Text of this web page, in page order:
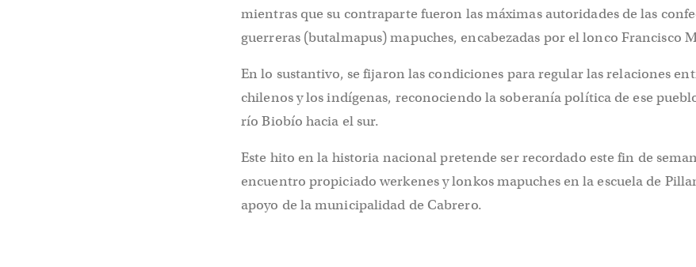
mientras que su contraparte fueron las máximas autoridades de las
guerreras (butalmapus) mapuches, encabezadas por el lonco Francisco
En lo sustantivo, se fijaron las condiciones para regular las relaciones
chilenos y los indígenas, reconociendo la soberanía política de ese
río Biobío hacia el sur.
Este hito en la historia nacional pretende ser recordado este fin de
encuentro propiciado werkenes y lonkos mapuches en la escuela de
apoyo de la municipalidad de Cabrero.